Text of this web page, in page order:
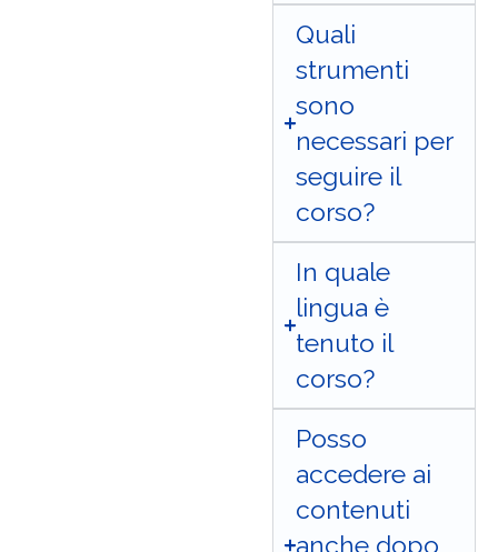
Quali
strumenti
sono
necessari per
seguire il
corso?
In quale
lingua è
tenuto il
corso?
Posso
accedere ai
contenuti
anche dopo